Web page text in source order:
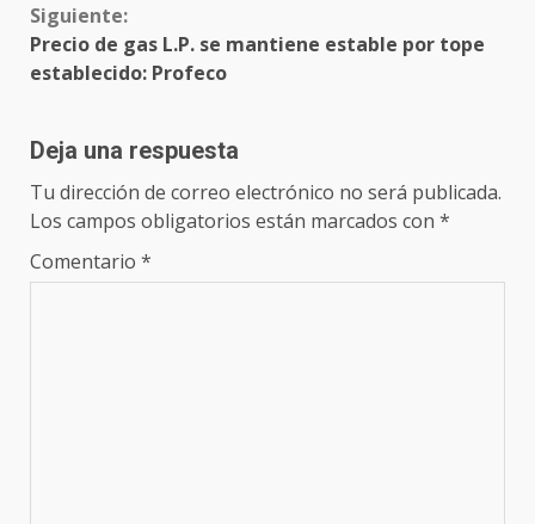
Siguiente:
Precio de gas L.P. se mantiene estable por tope
establecido: Profeco
Deja una respuesta
Tu dirección de correo electrónico no será publicada.
Los campos obligatorios están marcados con *
Comentario *